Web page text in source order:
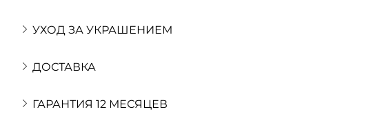
УХОД ЗА УКРАШЕНИЕМ
ДОСТАВКА
ГАРАНТИЯ 12 МЕСЯЦЕВ